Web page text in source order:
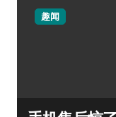
趣闻